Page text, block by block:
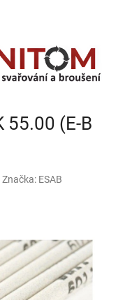
55.00 (E-B
Značka: ESAB